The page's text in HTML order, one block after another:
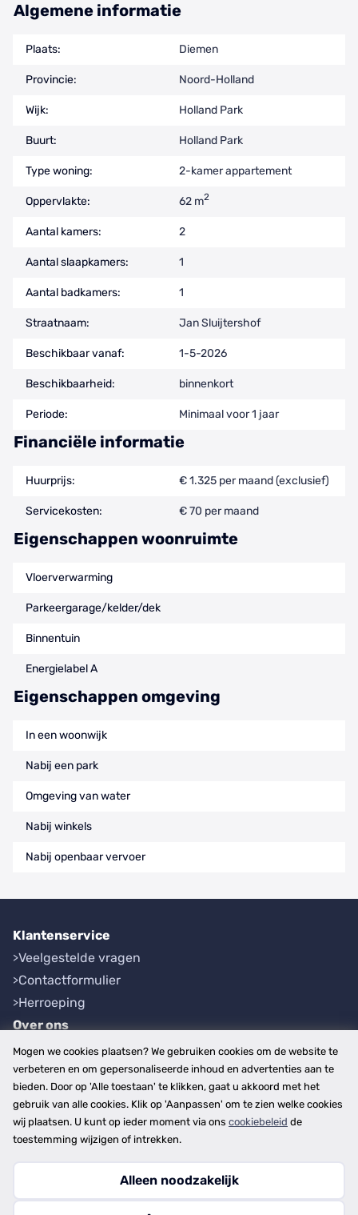
Algemene informatie
Plaats: Diemen
Provincie: Noord-Holland
Wijk: Holland Park
Buurt: Holland Park
Type woning: 2-kamer appartement
Oppervlakte: 62 m2
Aantal kamers: 2
Aantal slaapkamers: 1
Aantal badkamers: 1
Straatnaam: Jan Sluijtershof
Beschikbaar vanaf: 1-5-2026
Beschikbaarheid: binnenkort
Periode: Minimaal voor 1 jaar
Financiële informatie
Huurprijs: € 1.325 per maand (exclusief)
Servicekosten: € 70 per maand
Eigenschappen woonruimte
Vloerverwarming
Parkeergarage/kelder/dek
Binnentuin
Energielabel A
Eigenschappen omgeving
In een woonwijk
Nabij een park
Omgeving van water
Nabij winkels
Nabij openbaar vervoer
Klantenservice
Veelgestelde vragen
Contactformulier
Herroeping
Over ons
Bedrijfsgegevens
Werkwijze
Overzichten
Plaatsen
Provincies
Copyright © 2026
Mogen we cookies plaatsen? We gebruiken cookies om de website te
verbeteren en om gepersonaliseerde inhoud en advertenties aan te
bieden. Door op 'Alle toestaan' te klikken, gaat u akkoord met het
gebruik van alle cookies. Klik op 'Aanpassen' om te zien welke cookies
wij plaatsen. U kunt op ieder moment via ons cookiebeleid de
toestemming wijzigen of intrekken.
Alleen noodzakelijk